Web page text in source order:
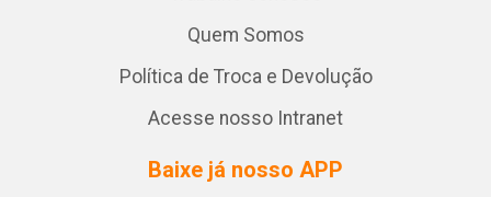
Quem Somos
Política de Troca e Devolução
Acesse nosso Intranet
Baixe já nosso APP